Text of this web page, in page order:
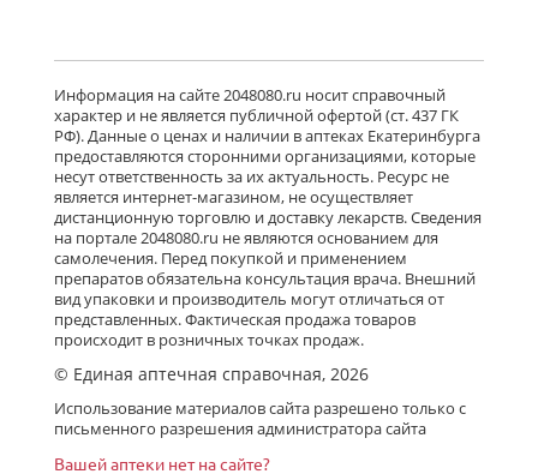
Информация на сайте 2048080.ru носит справочный
характер и не является публичной офертой (ст. 437 ГК
РФ). Данные о ценах и наличии в аптеках Екатеринбурга
предоставляются сторонними организациями, которые
несут ответственность за их актуальность. Ресурс не
является интернет-магазином, не осуществляет
дистанционную торговлю и доставку лекарств. Сведения
на портале 2048080.ru не являются основанием для
самолечения. Перед покупкой и применением
препаратов обязательна консультация врача. Внешний
вид упаковки и производитель могут отличаться от
представленных. Фактическая продажа товаров
происходит в розничных точках продаж.
© Единая аптечная справочная, 2026
Использование материалов сайта разрешено только с
письменного разрешения администратора сайта
Вашей аптеки нет на сайте?